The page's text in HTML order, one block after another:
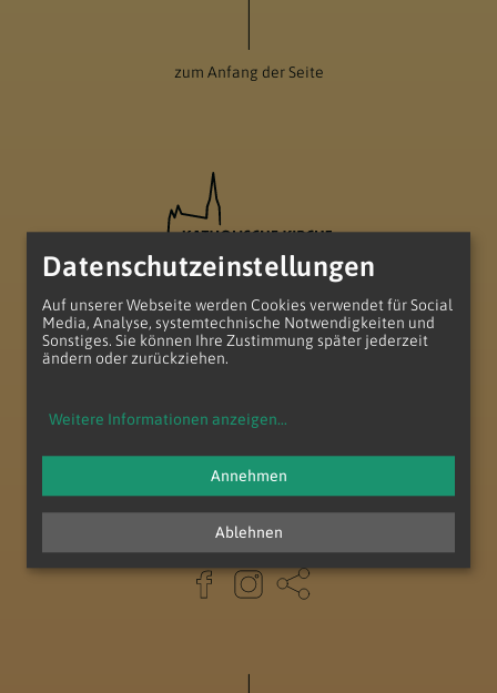
zum Anfang der Seite
Pfarre Gänserndorf
Epfarre.gaenserndorf@katholischekirche.at
Datenschutzeinstellungen
Auf unserer Webseite werden Cookies verwendet für Social
Media, Analyse, systemtechnische Notwendigkeiten und
Sonstiges. Sie können Ihre Zustimmung später jederzeit
ändern oder zurückziehen.
Weitere Informationen anzeigen...
Ablehnen
Annehmen